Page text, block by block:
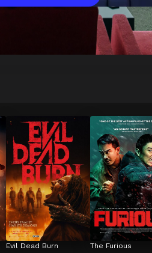
Evil Dead Burn The Furious